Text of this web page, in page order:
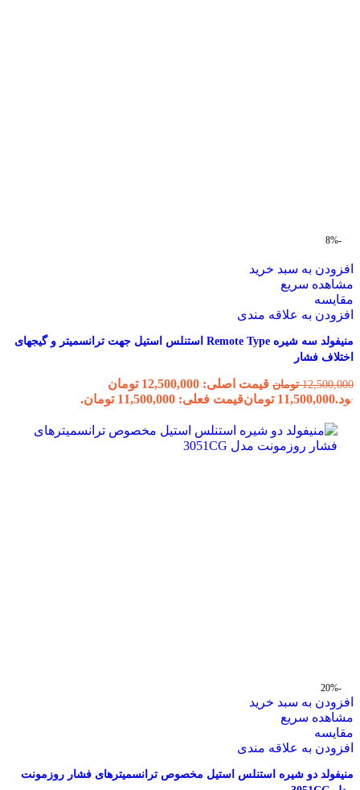
-8%
افزودن به سبد خرید
مشاهده سریع
مقایسه
افزودن به علاقه مندی
منیفولد سه شیره Remote Type استنلس استیل جهت ترانسمیتر و گیجهای
اختلاف فشار
12,500,000 تومان
قیمت اصلی: 12,500,000 تومان
بود.11,500,000 تومانقیمت فعلی: 11,500,000 تومان.
-20%
افزودن به سبد خرید
مشاهده سریع
مقایسه
افزودن به علاقه مندی
منیفولد دو شیره استنلس استیل مخصوص ترانسمیترهای فشار روزمونت